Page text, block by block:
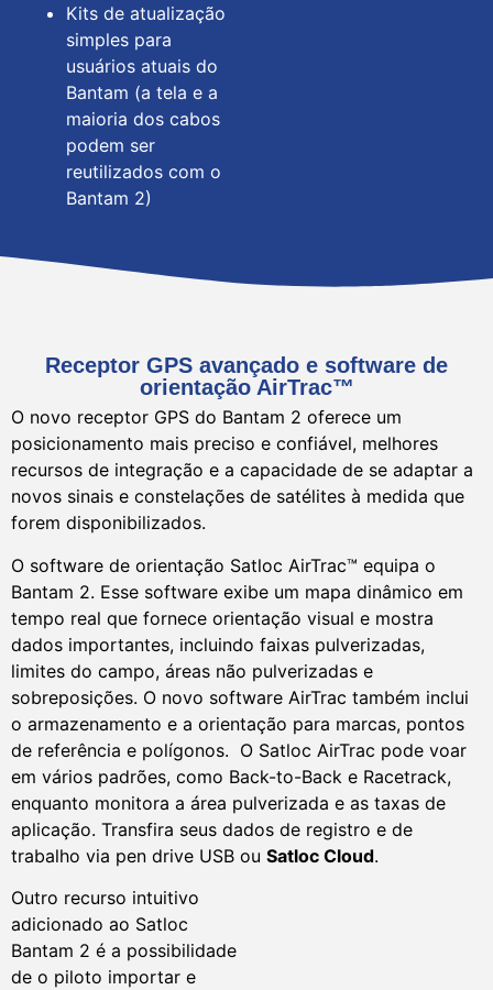
Kits de atualização
simples para
usuários atuais do
Bantam (a tela e a
maioria dos cabos
podem ser
reutilizados com o
Bantam 2)
Receptor GPS avançado e software de
orientação AirTrac™
O novo receptor GPS do Bantam 2 oferece um
posicionamento mais preciso e confiável, melhores
recursos de integração e a capacidade de se adaptar a
novos sinais e constelações de satélites à medida que
forem disponibilizados.
O software de orientação Satloc AirTrac™ equipa o
Bantam 2. Esse software exibe um mapa dinâmico em
tempo real que fornece orientação visual e mostra
dados importantes, incluindo faixas pulverizadas,
limites do campo, áreas não pulverizadas e
sobreposições. O novo software AirTrac também inclui
o armazenamento e a orientação para marcas, pontos
de referência e polígonos. O Satloc AirTrac pode voar
em vários padrões, como Back-to-Back e Racetrack,
enquanto monitora a área pulverizada e as taxas de
aplicação. Transfira seus dados de registro e de
trabalho via pen drive USB ou Satloc Cloud.
Outro recurso intuitivo
adicionado ao Satloc
Bantam 2 é a possibilidade
de o piloto importar e